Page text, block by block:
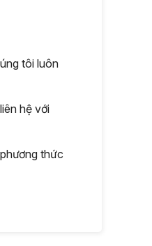
tôi luôn
hệ với
thức